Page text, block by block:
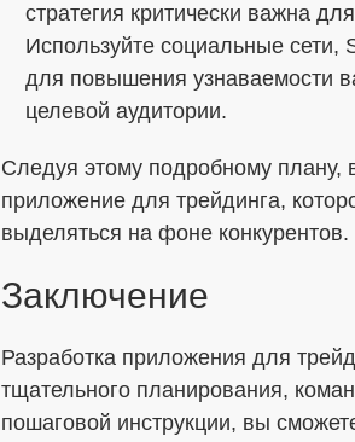
стратегия критически важна
Используйте социальные сети,
для повышения узнаваемости
целевой аудитории.
Следуя этому подробному плану,
приложение для трейдинга,
выделяться на фоне конкурентов.
Заключение
Разработка приложения для
тщательного планирования,
пошаговой инструкции, вы